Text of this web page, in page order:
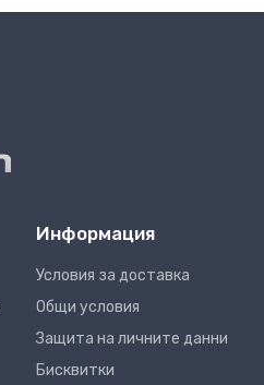
Информация
Условия за доставка
Общи условия
Защита на личните данни
Бисквитки